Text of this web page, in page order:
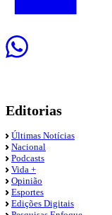
Editorias
Últimas Notícias
Nacional
Podcasts
Vida +
Opinião
Esportes
Edições Digitais